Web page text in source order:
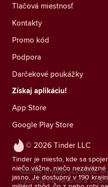
© 2026 Tinder LLC
Tinder je miesto, kde sa
niečo vážne, niečo
jasno. Je dostupný v 190
Tlačová miestnosť
Kontakty
Promo kód
Podpora
Darčekové poukážky
Získaj aplikáciu!
App Store
Google Play Store
Vážime si tvoje súkromie.
nástroje na meranie a